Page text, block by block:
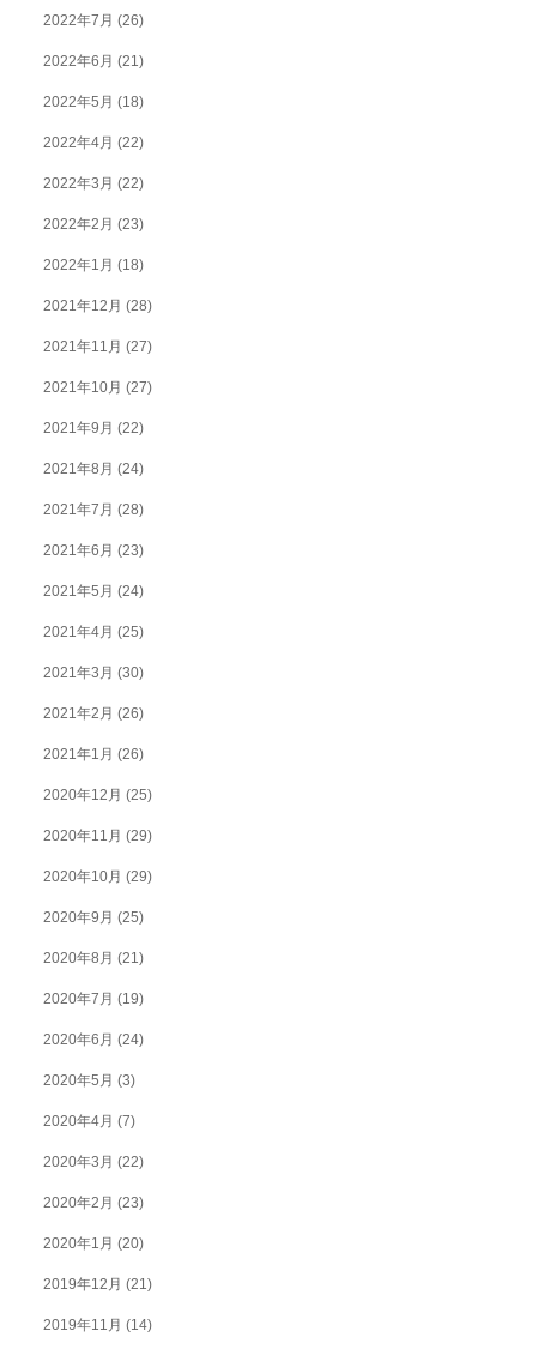
2022年7月 (26)
2022年6月 (21)
2022年5月 (18)
2022年4月 (22)
2022年3月 (22)
2022年2月 (23)
2022年1月 (18)
2021年12月 (28)
2021年11月 (27)
2021年10月 (27)
2021年9月 (22)
2021年8月 (24)
2021年7月 (28)
2021年6月 (23)
2021年5月 (24)
2021年4月 (25)
2021年3月 (30)
2021年2月 (26)
2021年1月 (26)
2020年12月 (25)
2020年11月 (29)
2020年10月 (29)
2020年9月 (25)
2020年8月 (21)
2020年7月 (19)
2020年6月 (24)
2020年5月 (3)
2020年4月 (7)
2020年3月 (22)
2020年2月 (23)
2020年1月 (20)
2019年12月 (21)
2019年11月 (14)